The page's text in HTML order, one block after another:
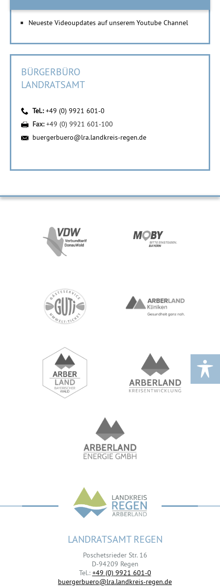
Neueste Videoupdates auf unserem Youtube Channel
BÜRGERBÜRO
LANDRATSAMT
Tel.:+49 (0) 9921 601-0
Fax:+49 (0) 9921 601-100
buergerbuero@lra.landkreis-regen.de
LANDRATSAMT REGEN
Poschetsrieder Str. 16
D-94209 Regen
Tel.: +49 (0) 9921 601-0
buergerbuero@lra.landkreis-regen.de